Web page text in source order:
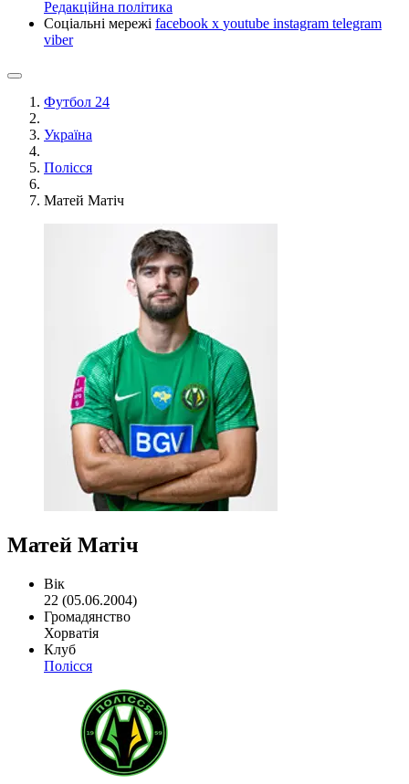
Редакційна політика
Соціальні мережі facebook x youtube instagram telegram
viber
Футбол 24
Україна
Полісся
Матей Матіч
Матей Матіч
Вік
22 (05.06.2004)
Громадянство
Хорватія
Клуб
Полісся